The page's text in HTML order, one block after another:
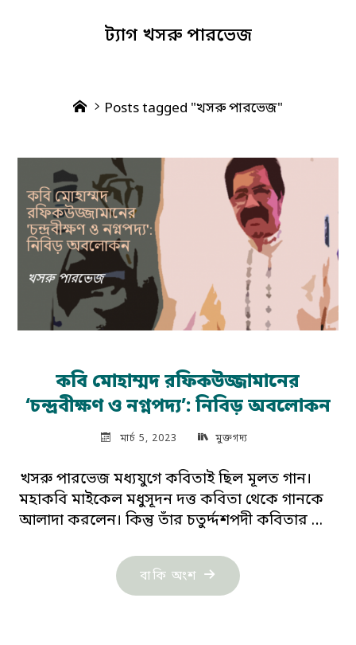
ট্যাগ খসরু পারভেজ
HomePosts tagged "খসরু পারভেজ"
কবি মোহাম্মদ রফিকউজ্জামানের
‘চন্দ্রবীক্ষণ ও নগ্নপদ‍্য’: নিবিড় অবলোকন
মার্চ 5, 2023 মুক্তগদ্য
খসরু পারভেজ মধ‍্যযুগে কবিতাই ছিল মূলত গান।
মহাকবি মাইকেল মধুসূদন দত্ত কবিতা থেকে গানকে
আলাদা করলেন। কিন্তু তাঁর চতুর্দ্দশপদী কবিতার …
বাকি অংশ "কবি
মোহাম্মদ